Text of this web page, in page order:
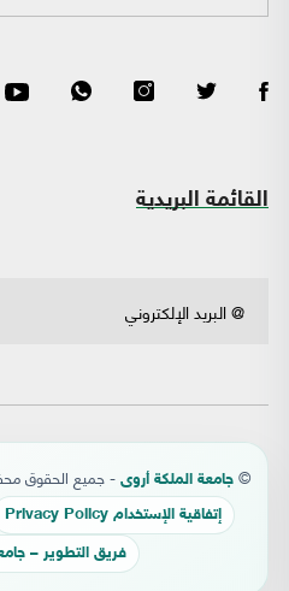
القائمة البريدية
© جامعة الملكة أروى - جميع الحقوق محفوظة
إتفاقية الإستخدام Privacy Policy
فريق التطوير –